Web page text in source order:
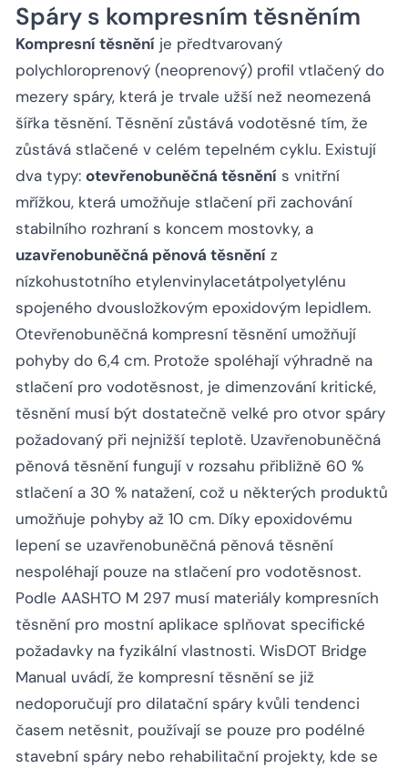
Spáry s kompresním těsněním
Kompresní těsnění je předtvarovaný
polychloroprenový (neoprenový) profil vtlačený do
mezery spáry, která je trvale užší než neomezená
šířka těsnění. Těsnění zůstává vodotěsné tím, že
zůstává stlačené v celém tepelném cyklu. Existují
dva typy: otevřenobuněčná těsnění s vnitřní
mřížkou, která umožňuje stlačení při zachování
stabilního rozhraní s koncem mostovky, a
uzavřenobuněčná pěnová těsnění z
nízkohustotního etylenvinylacetátpolyetylénu
spojeného dvousložkovým epoxidovým lepidlem.
Otevřenobuněčná kompresní těsnění umožňují
pohyby do 6,4 cm. Protože spoléhají výhradně na
stlačení pro vodotěsnost, je dimenzování kritické,
těsnění musí být dostatečně velké pro otvor spáry
požadovaný při nejnižší teplotě. Uzavřenobuněčná
pěnová těsnění fungují v rozsahu přibližně 60 %
stlačení a 30 % natažení, což u některých produktů
umožňuje pohyby až 10 cm. Díky epoxidovému
lepení se uzavřenobuněčná pěnová těsnění
nespoléhají pouze na stlačení pro vodotěsnost.
Podle AASHTO M 297 musí materiály kompresních
těsnění pro mostní aplikace splňovat specifické
požadavky na fyzikální vlastnosti. WisDOT Bridge
Manual uvádí, že kompresní těsnění se již
nedoporučují pro dilatační spáry kvůli tendenci
časem netěsnit, používají se pouze pro podélné
stavební spáry nebo rehabilitační projekty, kde se